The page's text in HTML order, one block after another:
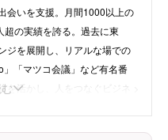
会いを支援。月間1000以上の
の実績を誇る。過去に東
ジを展開し、リアルな場での
「マツコ会議」など有名番
活かし、人をつなぐビジネ